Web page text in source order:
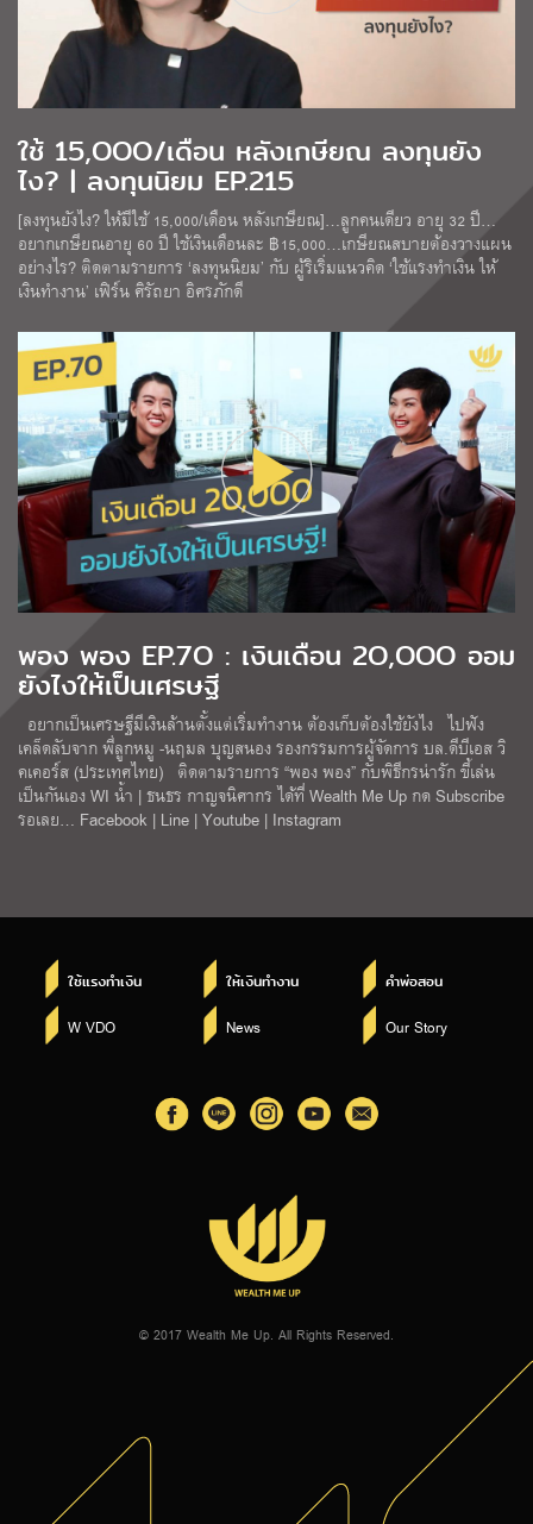
ใช้ 15,OOO/เดือน หลังเกษียณ ลงทุนยัง
ไง? | ลงทุนนิยม EP.215
[ลงทุนยังไง? ให้มีใช้ 15,000/เดือน หลังเกษียณ]…ลูกคนเดียว อายุ 32 ปี…
อยากเกษียณอายุ 60 ปี ใช้เงินเดือนละ ฿15,000…เกษียณสบายต้องวางแผน
อย่างไร? ติดตามรายการ ‘ลงทุนนิยม’ กับ ผู้ริเริ่มแนวคิด ‘ใช้แรงทำเงิน ให้
เงินทำงาน’ เฟิร์น ศิรัถยา อิศรภักดี
พอง พอง EP.7O : เงินเดือน 2O,OOO ออม
ยังไงให้เป็นเศรษฐี
อยากเป็นเศรษฐีมีเงินล้านตั้งแต่เริ่มทำงาน ต้องเก็บต้องใช้ยังไง ไปฟัง
เคล็ดลับจาก พี่ลูกหมู -นฤมล บุญสนอง รองกรรมการผู้จัดการ บล.ดีบีเอส วิ
คเคอร์ส (ประเทศไทย) ติดตามรายการ “พอง พอง” กับพิธีกรน่ารัก ขี้เล่น
เป็นกันเอง WI น้ำ | ธนธร กาญจนิศากร ได้ที่ Wealth Me Up กด Subscribe
รอเลย… Facebook | Line | Youtube | Instagram
ใช้แรงทำเงิน ให้เงินทำงาน คำพ่อสอน
W VDO News Our Story
© 2017 Wealth Me Up. All Rights Reserved.